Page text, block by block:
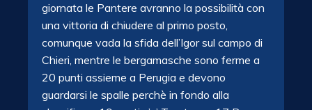
giornata le Pantere avranno la possibilità con
una vittoria di chiudere al primo posto,
comunque vada la sfida dell’Igor sul campo di
Chieri, mentre le bergamasche sono ferme a
20 punti assieme a Perugia e devono
guardarsi le spalle perchè in fondo alla